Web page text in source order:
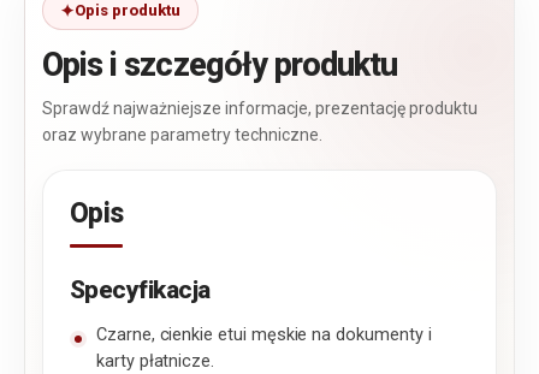
Opis produktu
Opis i szczegóły produktu
Sprawdź najważniejsze informacje, prezentację produktu
oraz wybrane parametry techniczne.
Opis
Specyfikacja
Czarne, cienkie etui męskie na dokumenty i
karty płatnicze.